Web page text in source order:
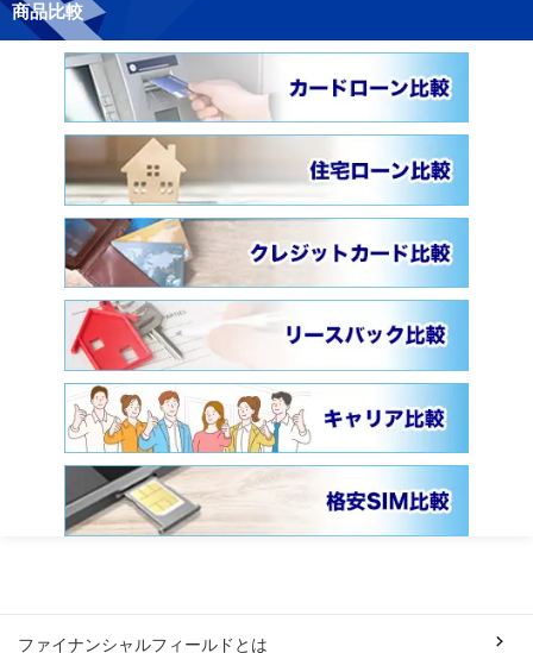
商品比較
ファイナンシャルフィールドとは